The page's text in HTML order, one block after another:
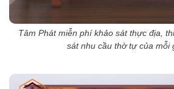
Tâm Phát miễn phí khảo sát thực địa,
sát nhu cầu thờ tự của mỗi